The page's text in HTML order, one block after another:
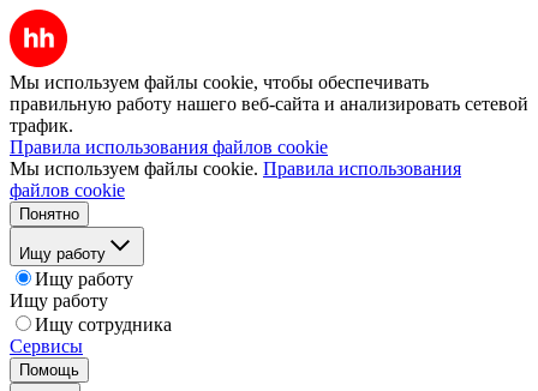
Мы используем файлы cookie, чтобы обеспечивать
правильную работу нашего веб-сайта и анализировать сетевой
трафик.
Правила использования файлов cookie
Мы используем файлы cookie. Правила использования
файлов cookie
Понятно
Ищу работу
Ищу работу
Ищу работу
Ищу сотрудника
Сервисы
Помощь